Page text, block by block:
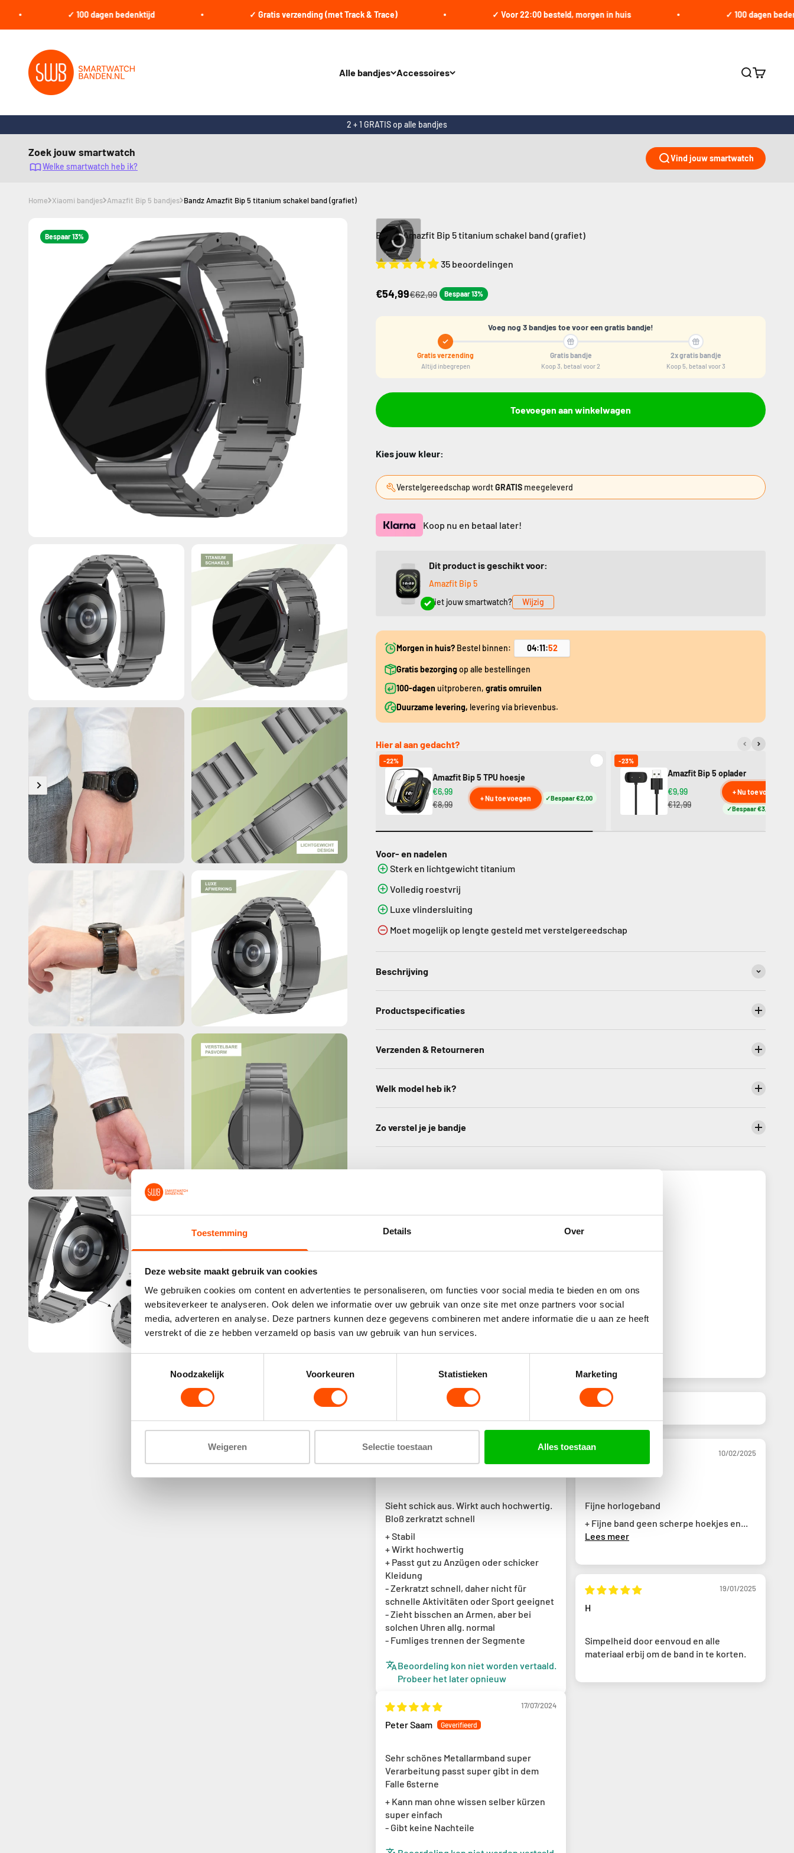
Toestemming Details Over
Deze website maakt gebruik van cookies
We gebruiken cookies om content en advertenties te personaliseren, om functies voor social media te bieden en om ons
websiteverkeer te analyseren. Ook delen we informatie over uw gebruik van onze site met onze partners voor social
media, adverteren en analyse. Deze partners kunnen deze gegevens combineren met andere informatie die u aan ze heeft
verstrekt of die ze hebben verzameld op basis van uw gebruik van hun services.
Noodzakelijk
Voorkeuren Statistieken Marketing
Weigeren Selectie toestaan Alles toestaan
✓ 100 dagen bedenktijd ✓ Gratis verzending (met Track & Trace) ✓ Voor 22:00 besteld, morgen in huis ✓ 100 dagen bedenktijd
Alle bandjes Accessoires
smartwatchbanden.nl
Zoeken
2 + 1 GRATIS op alle bandjes
Zoek jouw smartwatch
Welke smartwatch heb ik?
Vind jouw smartwatch
Home Xiaomi bandjes Amazfit Bip 5 bandjes Bandz Amazfit Bip 5 titanium schakel band (grafiet)
Bespaar 13% Bandz Amazfit Bip 5 titanium schakel band (grafiet)
35 beoordelingen
€54,99€62,99 Bespaar 13%
Voeg nog 3 bandjes toe voor een gratis bandje!
Gratis verzending
Altijd inbegrepen
Gratis bandje
Koop 3, betaal voor 2
2x gratis bandje
Koop 5, betaal voor 3
Toevoegen aan winkelwagen
Kies jouw kleur:
Verstelgereedschap wordtGRATIS meegeleverd
Koop nu en betaal later!
Dit product is geschikt voor:
Amazfit Bip 5
Niet jouw smartwatch?
Wijzig
Morgen in huis? Bestel binnen: 04:11:52
Gratis bezorgingop alle bestellingen
100-dagen uitproberen, gratis omruilen
Duurzame levering, levering via brievenbus.
Hier al aan gedacht?
-22%
Amazfit Bip 5 TPU hoesje
€6,99
€8,99
+ Nu toevoegen Bespaar €2,00
-23%
Amazfit Bip 5 oplader
€9,99
€12,99
+ Nu toevoegen
Bespaar €3,00
Voor- en nadelen
Sterk en lichtgewicht titanium
Volledig roestvrij
Luxe vlindersluiting
Moet mogelijk op lengte gesteld met verstelgereedschap
Beschrijving
Productspecificaties
Verzenden & Retourneren
Welk model heb ik?
Zo verstel je je bandje
5.00 van de 5
Gebaseerd op 35 beoordelingen
0
20/02/2025
Sieht schick aus. Wirkt auch hochwertig.
Bloß zerkratzt schnell
+ Stabil
+ Wirkt hochwertig
+ Passt gut zu Anzügen oder schicker
Kleidung
- Zerkratzt schnell, daher nicht für
schnelle Aktivitäten oder Sport geeignet
- Zieht bisschen an Armen, aber bei
solchen Uhren allg. normal
- Fumliges trennen der Segmente
Beoordeling kon niet worden vertaald.
Probeer het later opnieuw
10/02/2025
Fijne horlogeband
+ Fijne band geen scherpe hoekjes en...
Lees meer
19/01/2025
H
Simpelheid door eenvoud en alle
materiaal erbij om de band in te korten.
17/07/2024
Peter Saam
Sehr schönes Metallarmband super
Verarbeitung passt super gibt in dem
Falle 6sterne
+ Kann man ohne wissen selber kürzen
super einfach
- Gibt keine Nachteile